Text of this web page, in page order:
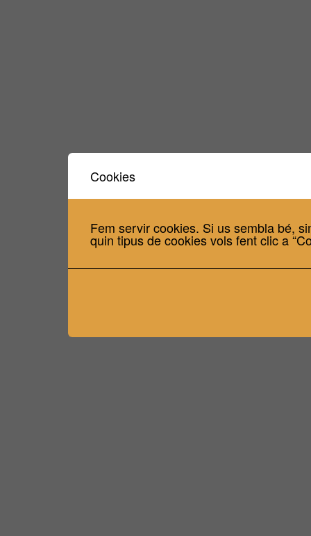
Cookies
Fem servir cookies. Si us sembla bé,
quin tipus de cookies vols fent clic a